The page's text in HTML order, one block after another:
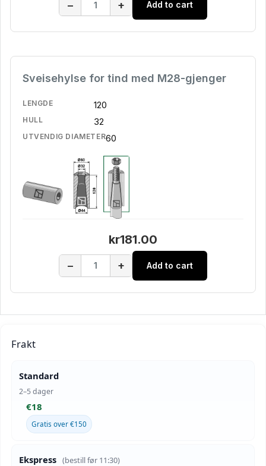
− + Add to cart
Sveisehylse for tind med M28-gjenger
LENGDE 120
HULL 32
UTVENDIG DIAMETER60
kr181.00
− + Add to cart
Frakt
Standard
2–5 dager
€18
Gratis over €150
Ekspress (bestill før 11:30)